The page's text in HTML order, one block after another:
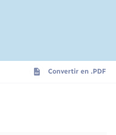
Convertir en .PDF